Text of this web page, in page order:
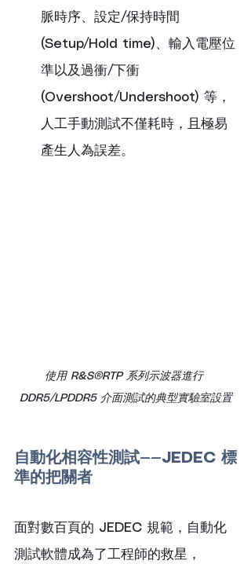
脈時序、設定/保持時間
(Setup/Hold time)、輸入電壓位
準以及過衝/下衝
(Overshoot/Undershoot) 等，
人工手動測試不僅耗時，且極易
產生人為誤差。
使用 R&S®RTP 系列示波器進行
DDR5/LPDDR5 介面測試的典型實驗室設置
自動化相容性測試——JEDEC 標
準的把關者
面對數百頁的 JEDEC 規範，自動化
測試軟體成為了工程師的救星，